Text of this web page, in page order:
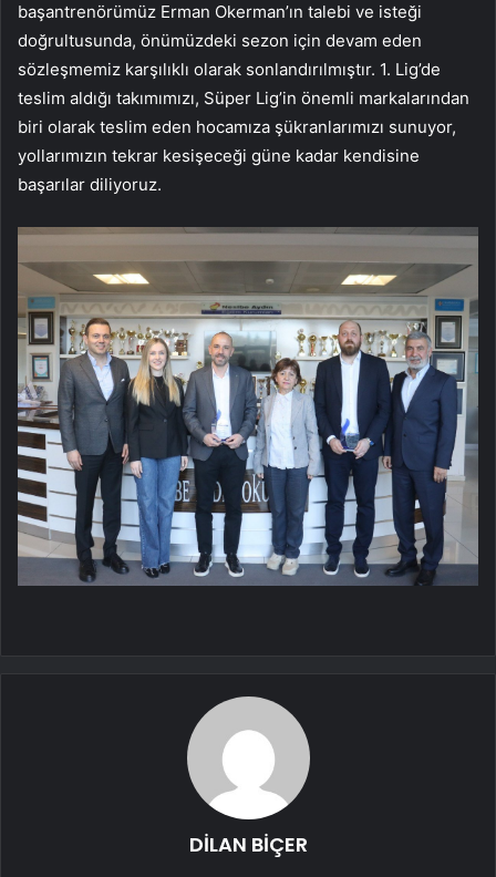
başantrenörümüz Erman Okerman’ın talebi ve isteği
doğrultusunda, önümüzdeki sezon için devam eden
sözleşmemiz karşılıklı olarak sonlandırılmıştır. 1. Lig’de
teslim aldığı takımımızı, Süper Lig’in önemli markalarından
biri olarak teslim eden hocamıza şükranlarımızı sunuyor,
yollarımızın tekrar kesişeceği güne kadar kendisine
başarılar diliyoruz.
DİLAN BİÇER